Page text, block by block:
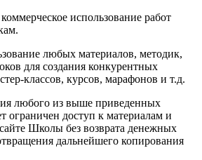
использование работ
любых материалов, методик,
для создания конкурентных
классов, курсов, марафонов и т.д.
любого из выше приведенных
ограничен доступ к материалам и
Школы без возврата денежных
дальнейшего копирования